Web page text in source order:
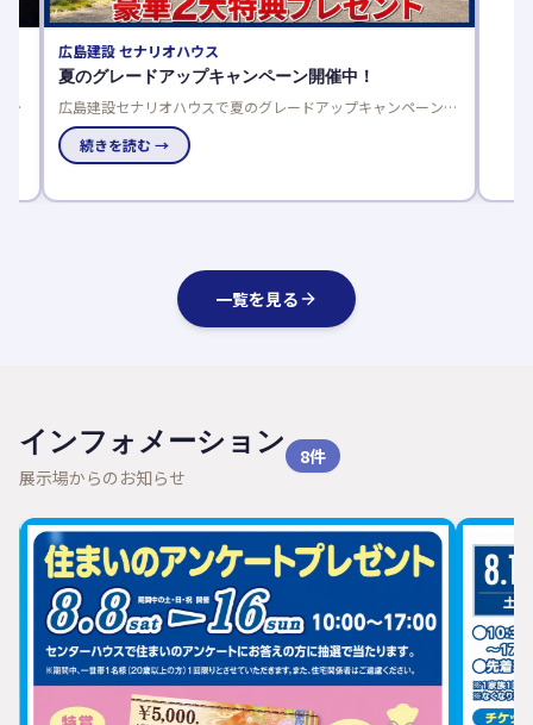
広島建設 セナリオハウス
夏のグレードアップキャンペーン開催中！
広島建設セナリオハウスで夏のグレードアップキャンペーン開
催中！来場者プレゼントや豪華仕様を選べるご成約特典でお得
に理想の住まいを実現しませんか。
続きを読む →
一覧を見る
インフォメーション
展示場からのお知らせ
8件